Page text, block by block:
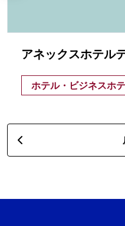
アネックスホテル
ホテル・ビジネスホ